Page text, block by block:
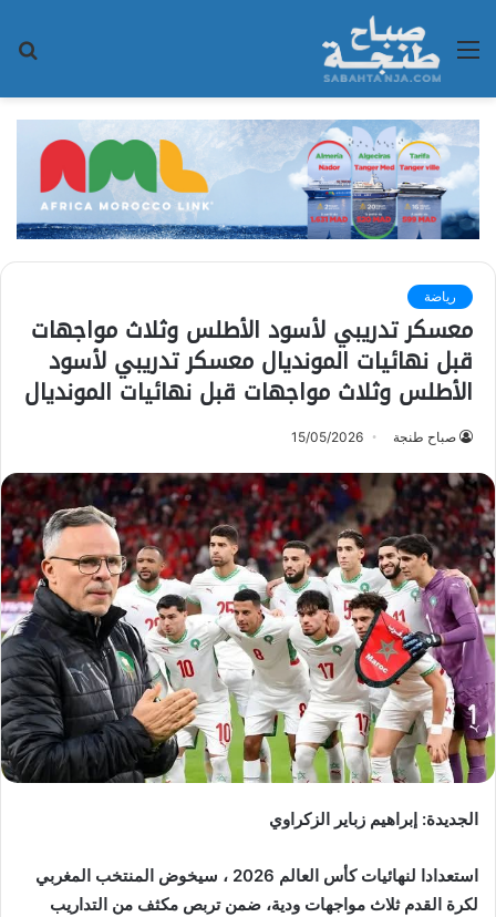
القائمة
رياضة
معسكر تدريبي لأسود الأطلس وثلاث مواجهات
قبل نهائيات المونديال معسكر تدريبي لأسود
الأطلس وثلاث مواجهات قبل نهائيات المونديال
صباح طنجة 15/05/2026
الجديدة: إبراهيم زباير الزكراوي
استعدادا لنهائيات كأس العالم 2026 ، سيخوض المنتخب المغربي
لكرة القدم ثلاث مواجهات ودية، ضمن تربص مكثف من التداريب